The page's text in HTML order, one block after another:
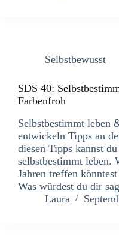
Selbstbewusst
SDS 40:
Farbenfroh
Selbstbestimmt leben
entwickeln Tipps an
diesen Tipps kannst
selbstbestimmt leben.
Jahren treffen
Was würdest du dir
Laura